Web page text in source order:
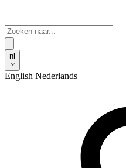
nl
English Nederlands